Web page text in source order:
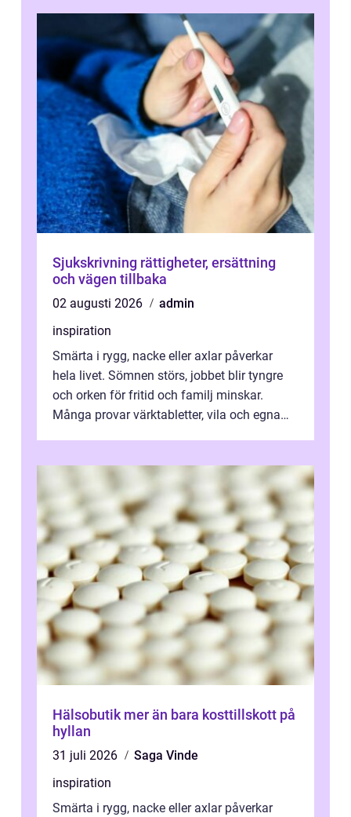
Sjukskrivning rättigheter, ersättning
och vägen tillbaka
02 augusti 2026
admin
inspiration
Smärta i rygg, nacke eller axlar påverkar
hela livet. Sömnen störs, jobbet blir tyngre
och orken för fritid och familj minskar.
Många provar värktabletter, vila och egna
Hälsobutik mer än bara kosttillskott på
hyllan
31 juli 2026
Saga Vinde
inspiration
Smärta i rygg, nacke eller axlar påverkar